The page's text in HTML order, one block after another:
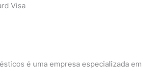
Visa
é uma empresa especializada em